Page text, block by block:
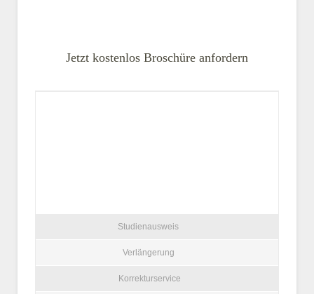
Jetzt kostenlos Broschüre anfordern
Studienausweis
Verlängerung
Korrekturservice